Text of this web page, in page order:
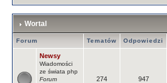
Wortal
Forum Tematów Odpowiedzi
Newsy
Wiadomości
ze świata php
Forum
274 947